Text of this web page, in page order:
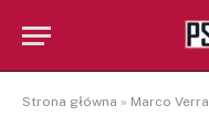
Strona główna » Marco